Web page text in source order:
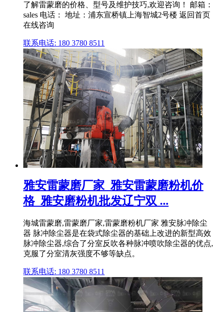
了解雷蒙磨的价格、型号及维护技巧,欢迎咨询！ 邮箱：
sales 电话： 地址：浦东宣桥镇上海智城2号楼 返回首页
在线咨询
联系电话: 180 3780 8511
雅安雷蒙磨厂家_雅安雷蒙磨粉机价
格_雅安磨粉机批发辽宁双 ...
海城雷蒙磨,雷蒙磨厂家,雷蒙磨粉机厂家 雅安脉冲除尘
器 脉冲除尘器是在袋式除尘器的基础上改进的新型高效
脉冲除尘器,综合了分室反吹各种脉冲喷吹除尘器的优点,
克服了分室清灰强度不够等缺点。
联系电话: 180 3780 8511